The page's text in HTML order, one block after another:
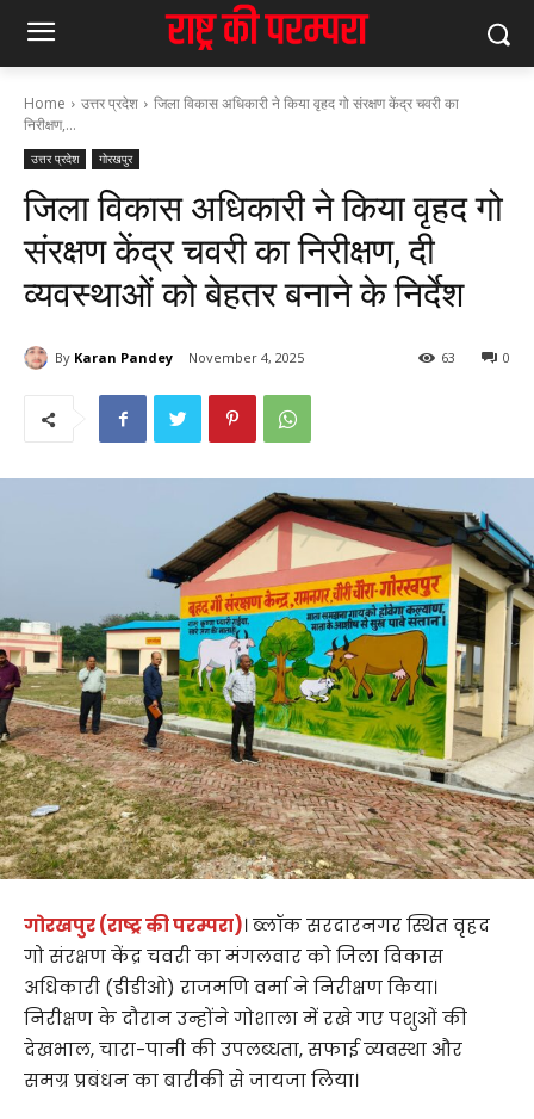
Home उत्तर प्रदेश
जिला विकास अधिकारी ने किया वृहद गो संरक्षण केंद्र चवरी का
निरीक्षण,...
उत्तर प्रदेश गोरखपुर
जिला विकास अधिकारी ने किया वृहद गो
संरक्षण केंद्र चवरी का निरीक्षण, दी
व्यवस्थाओं को बेहतर बनाने के निर्देश
By Karan Pandey November 4, 2025 0
63
गोरखपुर (राष्ट्र की परम्परा)। ब्लॉक सरदारनगर स्थित वृहद
गो संरक्षण केंद्र चवरी का मंगलवार को जिला विकास
अधिकारी (डीडीओ) राजमणि वर्मा ने निरीक्षण किया।
निरीक्षण के दौरान उन्होंने गोशाला में रखे गए पशुओं की
देखभाल, चारा-पानी की उपलब्धता, सफाई व्यवस्था और
समग्र प्रबंधन का बारीकी से जायजा लिया।